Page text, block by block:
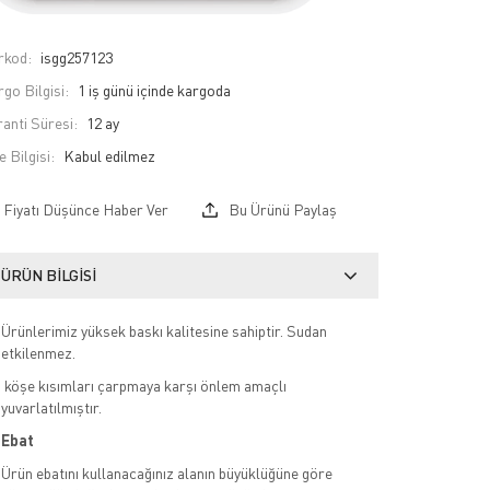
isgg257123
Bilgisi:
1 iş günü içinde kargoda
Süresi:
12 ay
Bilgisi:
Fiyatı Düşünce Haber Ver Bu Ürünü Paylaş
ÜRÜN BILGISI
Ürünlerimiz yüksek baskı kalitesine sahiptir. Sudan
etkilenmez.
köşe kısımları çarpmaya karşı önlem amaçlı
yuvarlatılmıştır.
Ebat
Ürün ebatını kullanacağınız alanın büyüklüğüne göre